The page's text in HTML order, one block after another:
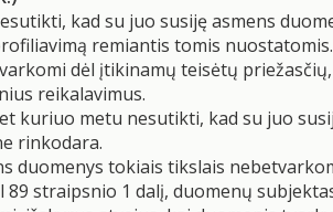
kad su juo susiję asmens
remiantis tomis
dėl įtikinamų teisėtų
reikalavimus.
kuriuo metu nesutikti, kad su juo
rinkodara.
duomenys tokiais tikslais
straipsnio 1 dalį, duomenų